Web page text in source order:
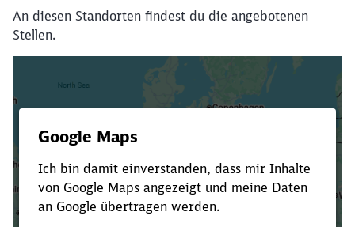
An diesen Standorten findest du die angebotenen
Stellen.